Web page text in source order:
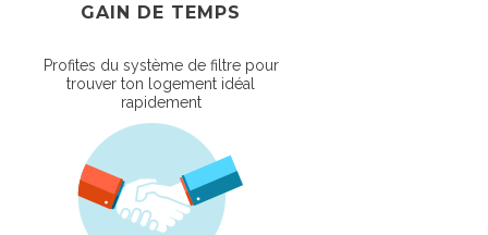
GAIN DE TEMPS
Profites du système de filtre pour
trouver ton logement idéal
rapidement